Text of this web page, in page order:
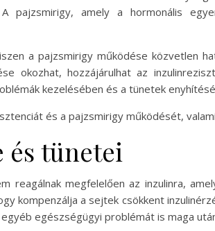
pajzsmirigy, amely a hormonális
a pajzsmirigy működése közvetlen
okozhat, hozzájárulhat az
kezelésében és a tünetek
és a pajzsmirigy működését,
és tünetei
reagálnak megfelelően az inzulinra,
kompenzálja a sejtek csökkent
egészségügyi problémát is maga